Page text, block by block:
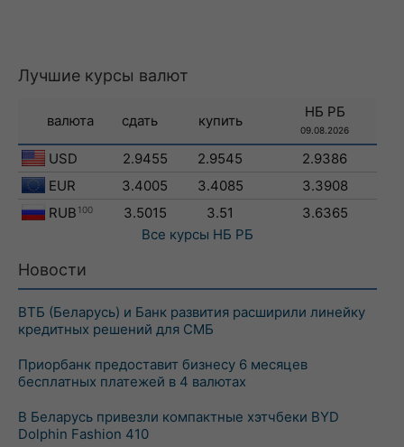
Лучшие курсы валют
валюта сдать купить
НБ РБ
09.08.2026
USD 2.9455 2.9545
2.9386
EUR
3.4005 3.4085
3.3908
RUB 100 3.5015 3.51
3.6365
Все курсы НБ РБ
Новости
ВТБ (Беларусь) и Банк развития расширили линейку
кредитных решений для СМБ
Приорбанк предоставит бизнесу 6 месяцев
бесплатных платежей в 4 валютах
В Беларусь привезли компактные хэтчбеки BYD
Dolphin Fashion 410